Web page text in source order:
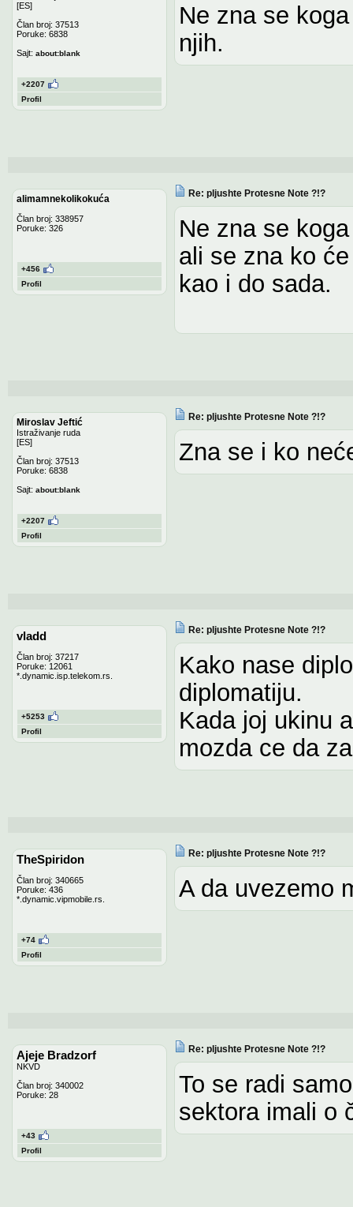
[ES]
Član broj: 37513
Poruke: 6838
Sajt: about:blank
+2207
Profil
Ne zna se
njih.
alimamnekolikokuća
Član broj: 338957
Poruke: 326
+456
Profil
Re: pljushte Protesne Note ?!?
Ne zna se
ali se zna ko
kao i do sada.
Miroslav Jeftić
Istraživanje ruda
[ES]
Član broj: 37513
Poruke: 6838
Sajt: about:blank
+2207
Profil
Re: pljushte Protesne Note ?!?
Zna se i ko
vladd
Član broj: 37217
Poruke: 12061
*.dynamic.isp.telekom.rs.
+5253
Profil
Re: pljushte Protesne Note ?!?
Kako nase
diplomatiju.
Kada joj ukinu
mozda ce da
TheSpiridon
Član broj: 340665
Poruke: 436
*.dynamic.vipmobile.rs.
+74
Profil
Re: pljushte Protesne Note ?!?
A da uvezemo
Ajeje Bradzorf
NKVD
Član broj: 340002
Poruke: 28
+43
Profil
Re: pljushte Protesne Note ?!?
To se radi
sektora imali o